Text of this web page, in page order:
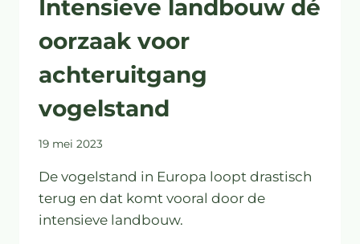
Intensieve landbouw dé
oorzaak voor
achteruitgang
vogelstand
19 mei 2023
De vogelstand in Europa loopt drastisch
terug en dat komt vooral door de
intensieve landbouw.